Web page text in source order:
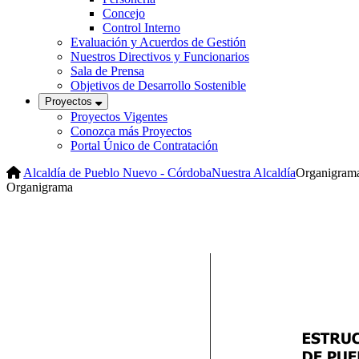
Concejo
Control Interno
Evaluación y Acuerdos de Gestión
Nuestros Directivos y Funcionarios
Sala de Prensa
Objetivos de Desarrollo Sostenible
Proyectos
Proyectos Vigentes
Conozca más Proyectos
Portal Único de Contratación
Alcaldía de Pueblo Nuevo - CórdobaNuestra Alcaldía
Organigrama​